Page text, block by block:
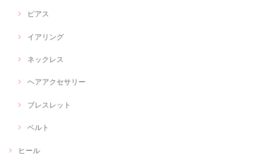
ピアス
イアリング
ネックレス
ヘアアクセサリー
ブレスレット
ベルト
ヒール